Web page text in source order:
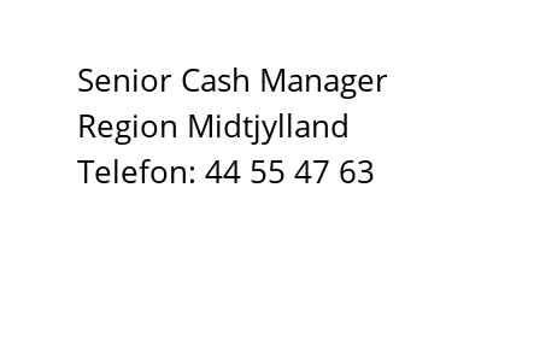
Senior Cash Manager
Region Midtjylland
Telefon: 44 55 47 63